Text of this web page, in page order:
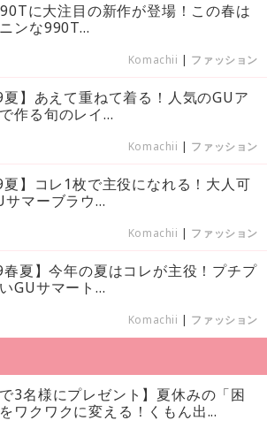
に大注目の新作が登場！この春は
ンな990T...
Komachii | ファッション
夏】あえて重ねて着る！人気のGUア
作る旬のレイ...
Komachii | ファッション
夏】コレ1枚で主役になれる！大人可
サマーブラウ...
Komachii | ファッション
春夏】今年の夏はコレが主役！プチプ
GUサマート...
Komachii | ファッション
で3名様にプレゼント】夏休みの「困
ワクワクに変える！くもん出...